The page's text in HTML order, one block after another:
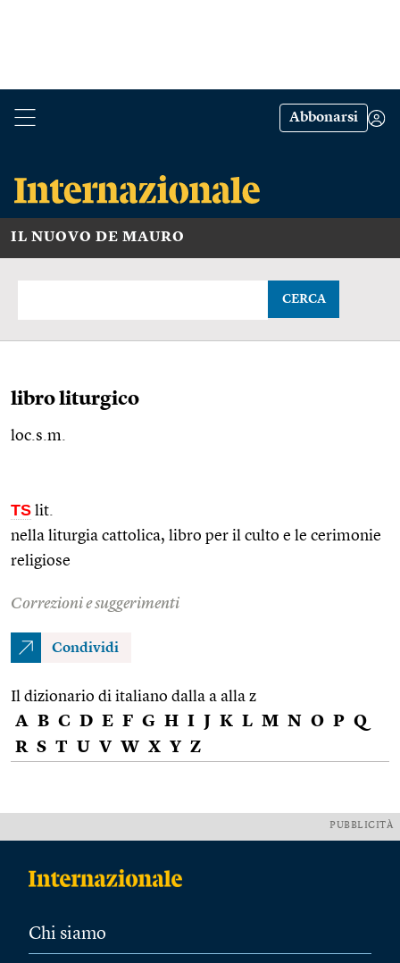
Abbonarsi
IL NUOVO DE MAURO
CERCA
libro liturgico
loc.s.m.
TS lit.
nella liturgia cattolica, libro per il culto e le cerimonie
religiose
Correzioni e suggerimenti
Condividi
Il dizionario di italiano dalla a alla z
A B C D E F G H I J K L M N O P Q
R S T U V W X Y Z
PUBBLICITÀ
Chi siamo